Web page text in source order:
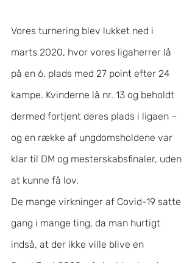
Vores turnering blev lukket ned i
marts 2020, hvor vores ligaherrer lå
på en 6. plads med 27 point efter 24
kampe. Kvinderne lå nr. 13 og beholdt
dermed fortjent deres plads i ligaen –
og en række af ungdomsholdene var
klar til DM og mesterskabsfinaler, uden
at kunne få lov.
De mange virkninger af Covid-19 satte
gang i mange ting, da man hurtigt
indså, at der ikke ville blive en